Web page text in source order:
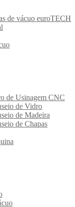
de vácuo euroTECH
de Usinagem CNC
de Vidro
de Madeira
de Chapas